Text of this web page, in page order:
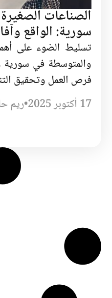
الصناعات
سورية: الواقع
تسليط الضوء على
والمتوسطة في
فرص العمل وتحقيق
17 أكتوبر 2025
•ريم